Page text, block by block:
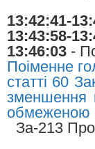
13:42:41-
13:43:58-
13:46:03 -
Поіменне
статті 60
зменшення
обмеженою
За-213